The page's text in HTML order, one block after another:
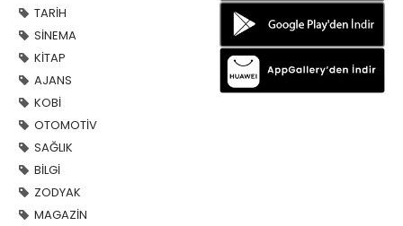
TARİH
SİNEMA
KİTAP
AJANS
KOBİ
OTOMOTİV
SAĞLIK
BİLGİ
ZODYAK
MAGAZİN